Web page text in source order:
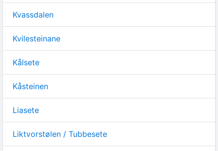
Kvassdalen
Kvilesteinane
Kålsete
Kåsteinen
Liasete
Liktvorstølen / Tubbesete